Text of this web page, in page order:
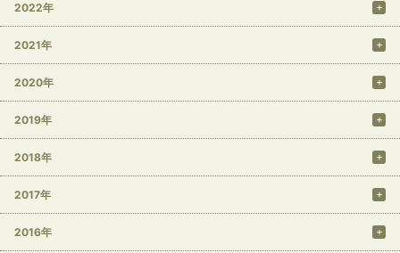
2022年
2021年
2020年
2019年
2018年
2017年
2016年